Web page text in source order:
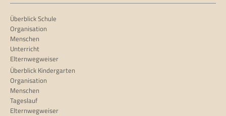
Überblick Schule
Organisation
Menschen
Unterricht
Elternwegweiser
Überblick Kindergarten
Organisation
Menschen
Tageslauf
Elternwegweiser